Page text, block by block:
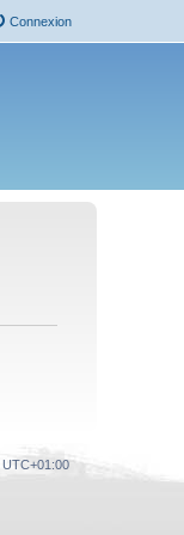
Connexion
UTC+01:00